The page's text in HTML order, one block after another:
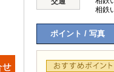
相鉄
ポイント / 写真